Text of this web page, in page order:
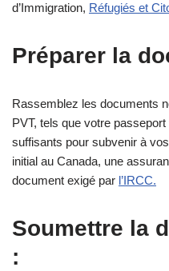
d’Immigration, Réfugiés et
Préparer la
Rassemblez les documents
PVT, tels que votre
suffisants pour subvenir à
initial au Canada, une
document exigé par l’IRCC.
Soumettre la
: